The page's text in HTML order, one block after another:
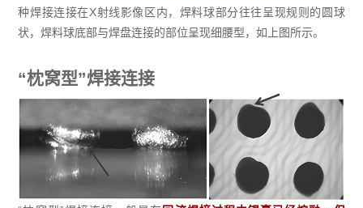
种焊接连接在X射线影像区内，焊料球部分往往呈现规则的圆球
状，焊料球底部与焊盘连接的部位呈现细腰型，如上图所示。
“枕窝型”焊接连接